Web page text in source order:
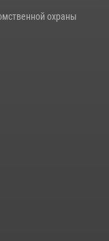
охраны